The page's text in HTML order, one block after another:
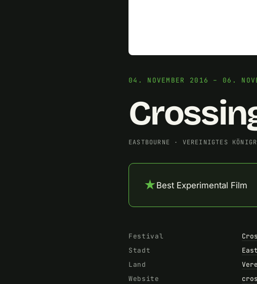
04. NOVEMBER 2016 – 06.
EASTBOURNE · VEREINIGTES
★Best Experimental Film
Festival
Stadt
Land
Website